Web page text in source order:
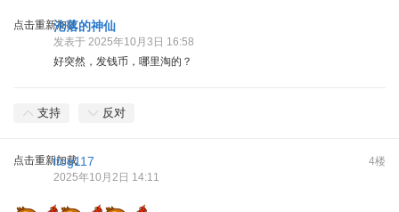
点击重新加载沦落的神仙
发表于 2025年10月3日 16:58
好突然，发钱币，哪里淘的？
支持 反对
点击重新加载 4楼
ltog117
2025年10月2日 14:11